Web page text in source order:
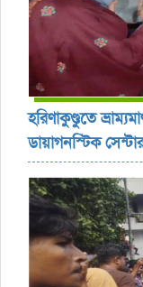
হরিণাকুণ্ডুতে
ডায়াগনস্টিক